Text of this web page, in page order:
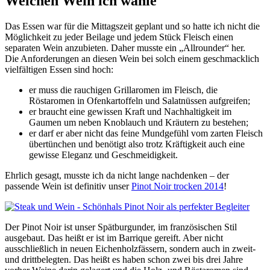
Das Essen war für die Mittagszeit geplant und so hatte ich nicht die
Möglichkeit zu jeder Beilage und jedem Stück Fleisch einen
separaten Wein anzubieten. Daher musste ein „Allrounder“ her.
Die Anforderungen an diesen Wein bei solch einem geschmacklich
vielfältigen Essen sind hoch:
er muss die rauchigen Grillaromen im Fleisch, die
Röstaromen in Ofenkartoffeln und Salatnüssen aufgreifen;
er braucht eine gewissen Kraft und Nachhaltigkeit im
Gaumen um neben Knoblauch und Kräutern zu bestehen;
er darf er aber nicht das feine Mundgefühl vom zarten Fleisch
übertünchen und benötigt also trotz Kräftigkeit auch eine
gewisse Eleganz und Geschmeidigkeit.
Ehrlich gesagt, musste ich da nicht lange nachdenken – der
passende Wein ist definitiv unserPinot Noir trocken 2014!
Der Pinot Noir ist unser Spätburgunder, im französischen Stil
ausgebaut. Das heißt er ist im Barrique gereift. Aber nicht
ausschließlich in neuen Eichenholzfässern, sondern auch in zweit-
und drittbelegten. Das heißt es haben schon zwei bis drei Jahre